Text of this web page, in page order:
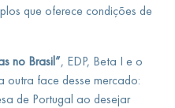
que oferece condições de
no Brasil”, EDP, Beta I e o
outra face desse mercado:
de Portugal ao desejar